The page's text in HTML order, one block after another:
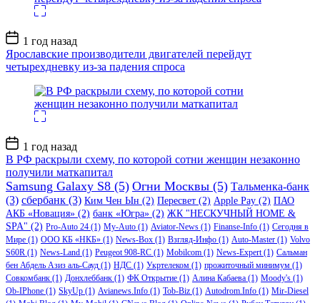
Дата
записи
1 год назад
Ярославские производители двигателей перейдут
четырехдневку из-за падения спроса
Дата
записи
1 год назад
В РФ раскрыли схему, по которой сотни женщин незаконно
получили маткапитал
Samsung Galaxy S8 (5) Огни Москвы (5) Тальменка-банк
(3) сбербанк (3) Ким Чен Ын (2) Пересвет (2) Apple Pay (2) ПАО
АКБ «Новация» (2) банк «Югра» (2) ЖК "НЕСКУЧНЫЙ HOME &
SPA" (2) Pro-Auto 24 (1) My-Auto (1) Aviator-News (1) Finanse-Info (1) Сегодня в
Мире (1) ООО КБ «НКБ» (1) News-Box (1) Взгляд-Инфо (1) Auto-Master (1) Volvo
S60R (1) News-Land (1) Peugeot 908-RC (1) Mobilcom (1) News-Expert(1) Сальман
бен Абдель Азиз аль-Сауд (1) НДС (1) Укртелеком (1) прожиточный минимум (1)
Совкомбанк (1) Донхлеббанк (1) ФК Открытие (1) Алина Кабаева (1) Moody's (1)
Ob-IPhone (1) SkyUp (1) Avianews.Info (1) Tob-Biz (1) Autodrom.Info (1) Mir-Diesel